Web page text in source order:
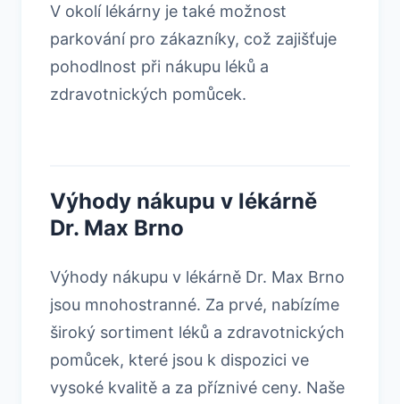
V okolí lékárny je také možnost
parkování pro zákazníky, což zajišťuje
pohodlnost při nákupu léků a
zdravotnických pomůcek.
Výhody nákupu v lékárně
Dr. Max Brno
Výhody nákupu v lékárně Dr. Max Brno
jsou mnohostranné. Za prvé, nabízíme
široký sortiment léků a zdravotnických
pomůcek, které jsou k dispozici ve
vysoké kvalitě a za příznivé ceny. Naše